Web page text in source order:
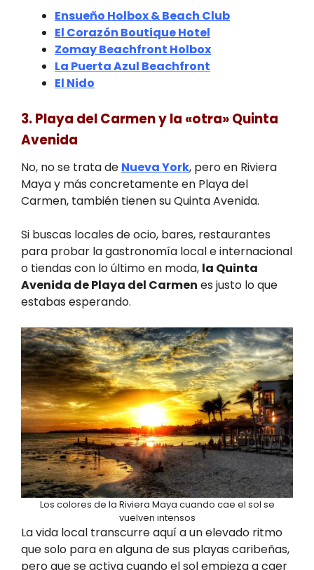
Ensueño Holbox & Beach Club
El Corazón Boutique Hotel
Zomay Beachfront Holbox
La Puerta Azul Beachfront
El Nido
3. Playa del Carmen y la «otra» Quinta
Avenida
No, no se trata de Nueva York, pero en Riviera
Maya y más concretamente en Playa del
Carmen, también tienen su Quinta Avenida.
Si buscas locales de ocio, bares, restaurantes
para probar la gastronomía local e internacional
o tiendas con lo último en moda, la Quinta
Avenida de Playa del Carmen es justo lo que
estabas esperando.
Los colores de la Riviera Maya cuando cae el sol se
vuelven intensos
La vida local transcurre aquí a un elevado ritmo
que solo para en alguna de sus playas caribeñas,
pero que se activa cuando el sol empieza a caer